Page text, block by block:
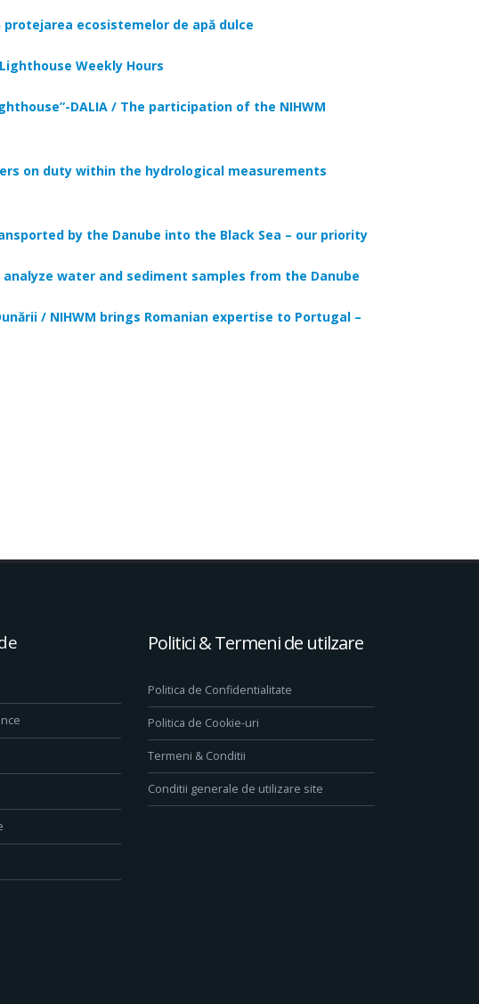
ecosistemelor de apă dulce
Weekly Hours
DALIA / The participation of the NIHWM
on duty within the hydrological measurements
by the Danube into the Black Sea – our priority
water and sediment samples from the Danube
/ NIHWM brings Romanian expertise to Portugal –
Politici & Termeni de utilzare
Politica de Confidentialitate
Politica de Cookie-uri
Termeni & Conditii
Conditii generale de utilizare site